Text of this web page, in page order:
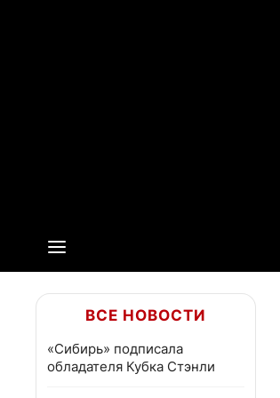
ВСЕ НОВОСТИ
«Сибирь» подписала
обладателя Кубка Стэнли